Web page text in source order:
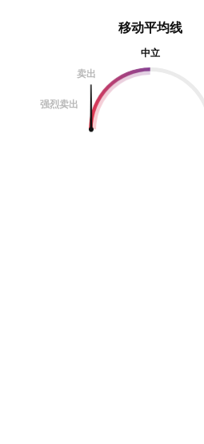
移动平均线
中立
卖出
强烈卖出